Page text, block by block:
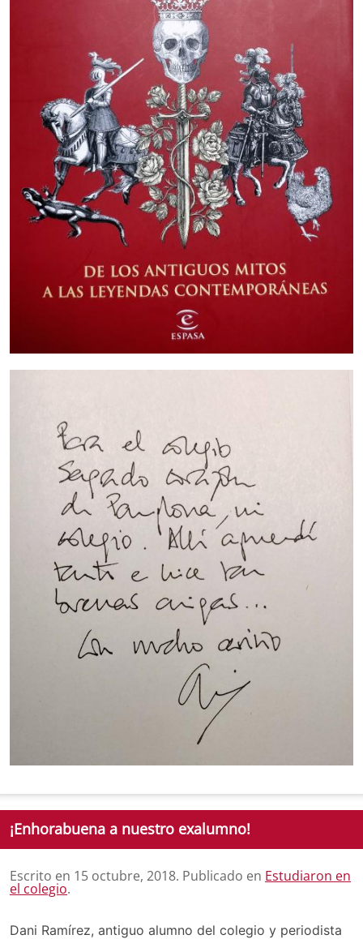
¡Enhorabuena a nuestro exalumno!
Escrito en 15 octubre, 2018. Publicado en Estudiaron en
el colegio.
Dani Ramírez, antiguo alumno del colegio y periodista